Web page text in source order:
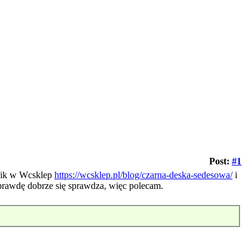
Post: #1
w Wcsklep https://wcsklep.pl/blog/czarna-deska-sedesowa/i
dobrze się sprawdza, więc polecam.